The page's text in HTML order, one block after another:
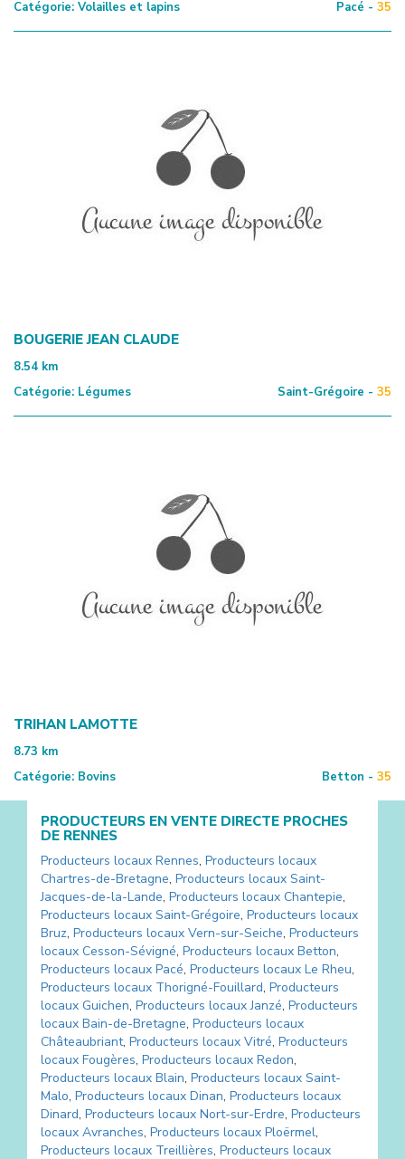
Catégorie: Volailles et lapins Pacé - 35
BOUGERIE JEAN CLAUDE
8.54 km
Catégorie: Légumes Saint-Grégoire - 35
TRIHAN LAMOTTE
8.73 km
Catégorie: Bovins Betton - 35
PRODUCTEURS EN VENTE DIRECTE PROCHES
DE RENNES
Producteurs locaux Rennes, Producteurs locaux
Chartres-de-Bretagne, Producteurs locaux Saint-
Jacques-de-la-Lande, Producteurs locaux Chantepie,
Producteurs locaux Saint-Grégoire, Producteurs locaux
Bruz, Producteurs locaux Vern-sur-Seiche, Producteurs
locaux Cesson-Sévigné, Producteurs locaux Betton,
Producteurs locaux Pacé, Producteurs locaux Le Rheu,
Producteurs locaux Thorigné-Fouillard, Producteurs
locaux Guichen, Producteurs locaux Janzé, Producteurs
locaux Bain-de-Bretagne, Producteurs locaux
Châteaubriant, Producteurs locaux Vitré, Producteurs
locaux Fougères, Producteurs locaux Redon,
Producteurs locaux Blain, Producteurs locaux Saint-
Malo, Producteurs locaux Dinan, Producteurs locaux
Dinard, Producteurs locaux Nort-sur-Erdre, Producteurs
locaux Avranches, Producteurs locaux Ploërmel,
Producteurs locaux Treillières, Producteurs locaux